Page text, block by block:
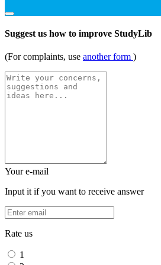
Suggest us how to improve StudyLib
(For complaints, use another form )
Your e-mail
Input it if you want to receive answer
Rate us
1